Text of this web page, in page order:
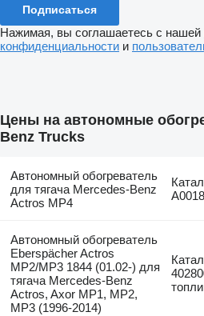
Подписаться
Нажимая, вы соглашаетесь с нашей
конфиденциальности и
Цены на автономные
Benz Trucks
Автономный обогреватель
для тягача Mercedes-Benz
Actros MP4
Автономный обогреватель
Eberspächer Actros
MP2/MP3 1844 (01.02-) для
тягача Mercedes-Benz
Actros, Axor MP1, MP2,
MP3 (1996-2014)